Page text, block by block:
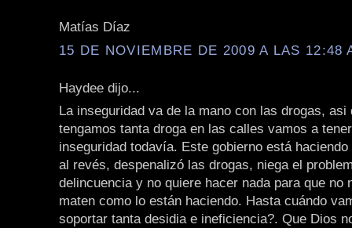
Matías Díaz
15 DE NOVIEMBRE DE 2009 A LAS 12:48
Haydee dijo...
La inseguridad va de la mano con las drogas, asi
tengamos tanta droga en las calles vamos a
inseguridad todavía. Este gobierno está
al revés, despenalizó las drogas, niega el
delincuencia y no quiere hacer nada para que no
maten como lo están haciendo. Hasta cuándo
soportar tanta desidia e ineficiencia?. Que Dios